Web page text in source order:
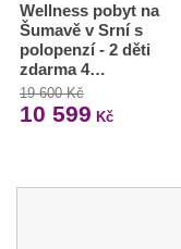
Wellness pobyt na
Šumavě v Srní s
polopenzí - 2 děti
zdarma 4…
19 600 Kč
10 599 Kč